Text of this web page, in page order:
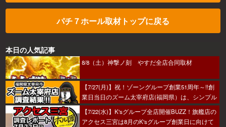
パチ７ホール取材トップに戻る
本日の人気記事
8/8（土）神撃ノ刻 やすだ全店合同取材
【7/27(月)】祝！ゾーングループ創業51周年～!!創
業日当日のズーム太宰府店(福岡県）は、シンプル
におすすめから攻めるのがベター！あとはヒキ！
【7/22(水)】K'sグループ全店開催BUZZ！旗艦店の
アクセス三宮は8月のK'sグループ創業日に向けて